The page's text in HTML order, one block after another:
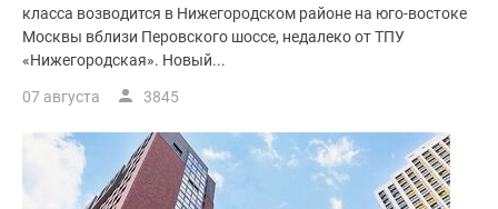
класса возводится в Нижегородском районе на юго-востоке
Москвы вблизи Перовского шоссе, недалеко от ТПУ
«Нижегородская». Новый...
07 августа 3845